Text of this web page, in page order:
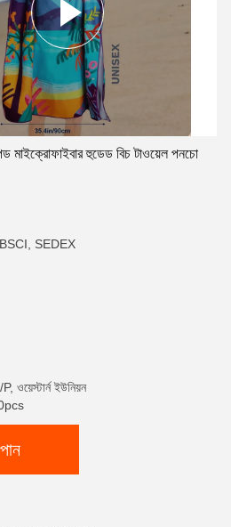
মাইক্রোফাইবার হুডেড বিচ টাওয়েল পনচো
BSCI, SEDEX
ওয়েস্টার্ন ইউনিয়ন